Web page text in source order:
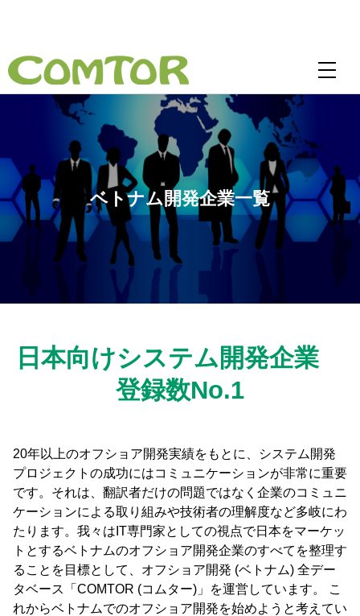
ベトナム開発企業一覧
日本向けシステム開発企業
登録数No.1
20年以上のオフショア開発実績をもとに、システム開発
プロジェクトの成功にはコミュニケーションが非常に重要
です。それは、翻訳者だけの問題ではなく企業のコミュニ
ケーションによる取り組みや技術者の理解度など多岐にわ
たります。我々はIT専門家としての視点で日本をマーケッ
トとするベトナムのオフショア開発企業のすべてを整理す
ることを目標として、オフショア開発 (ベトナム) 全デー
タベース「COMTOR (コムター)」を運営しています。 こ
れからベトナムでのオフショア開発を始めようと考えてい